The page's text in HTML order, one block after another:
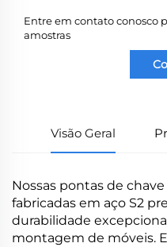
Entre em contato conosco
amostras
Visão Geral
Nossas pontas de
fabricadas em aço S2
durabilidade
montagem de móveis.